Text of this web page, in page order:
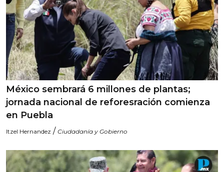
México sembrará 6 millones de plantas;
jornada nacional de reforesración comienza
en Puebla
Itzel Hernandez / Ciudadanía y Gobierno